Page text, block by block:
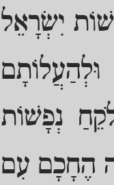
יִשְׂרָאֵל
נְפָשׁוֹת
הֶחָכָם עִם